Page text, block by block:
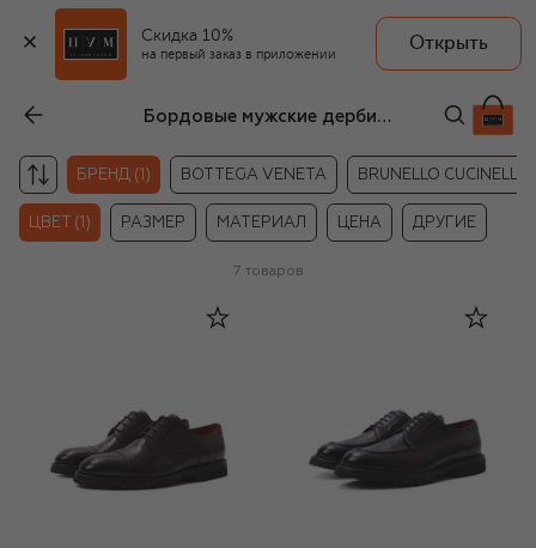
Скидка 10%
на первый заказ в приложении
Открыть
Бордовые мужские дерби Barrett
БРЕНД (1) BOTTEGA VENETA BRUNELLO CUCINELLI
ЦВЕТ (1) РАЗМЕР МАТЕРИАЛ ЦЕНА ДРУГИЕ
7 товаров